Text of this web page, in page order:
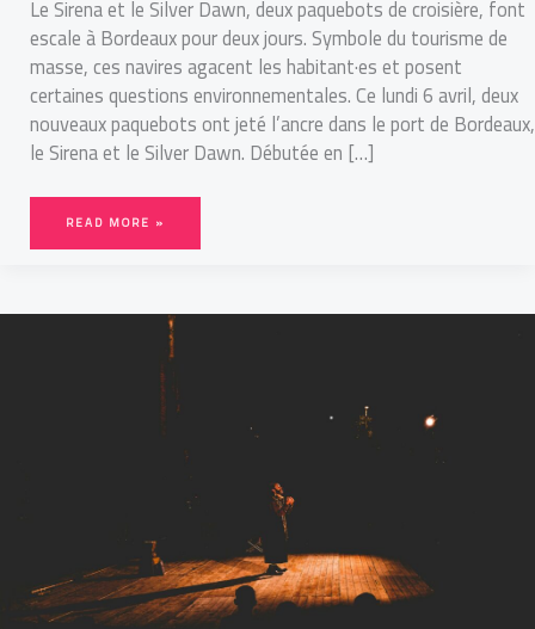
Le Sirena et le Silver Dawn, deux paquebots de croisière, font
escale à Bordeaux pour deux jours. Symbole du tourisme de
masse, ces navires agacent les habitant·es et posent
certaines questions environnementales. Ce lundi 6 avril, deux
nouveaux paquebots ont jeté l’ancre dans le port de Bordeaux,
le Sirena et le Silver Dawn. Débutée en […]
READ MORE »
“L’ÉCOLOGIE,